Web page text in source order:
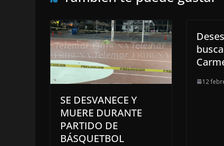
SE DESVANECE Y
MUERE DURANTE
PARTIDO DE
BÁSQUETBOL
12